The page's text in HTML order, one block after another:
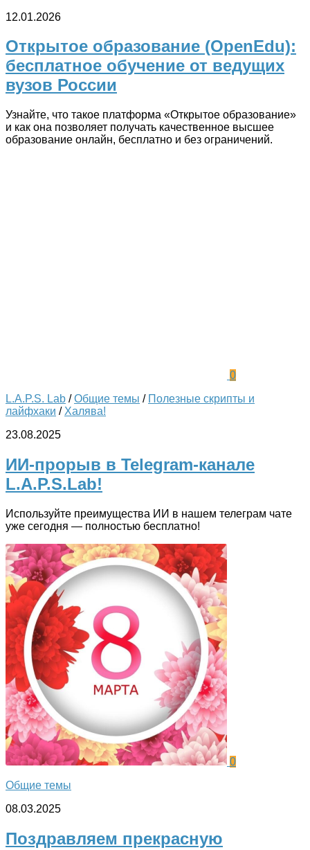
12.01.2026
Открытое образование (OpenEdu):
бесплатное обучение от ведущих
вузов России
Узнайте, что такое платформа «Открытое образование»
и как она позволяет получать качественное высшее
образование онлайн, бесплатно и без ограничений.
0
L.A.P.S. Lab /Общие темы / Полезные скрипты и
лайфхаки / Халява!
23.08.2025
ИИ-прорыв в Telegram-канале
L.A.P.S.Lab!
Используйте преимущества ИИ в нашем телеграм чате
уже сегодня — полностью бесплатно!
0
Общие темы
08.03.2025
Поздравляем прекрасную